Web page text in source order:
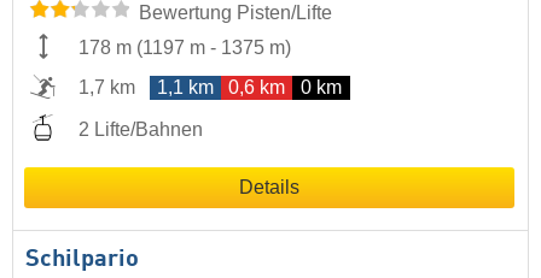
Bewertung Pisten/Lifte
178 m (1197 m - 1375 m)
1,7 km
1,1 km 0,6 km 0 km
2 Lifte/Bahnen
Details
Schilpario